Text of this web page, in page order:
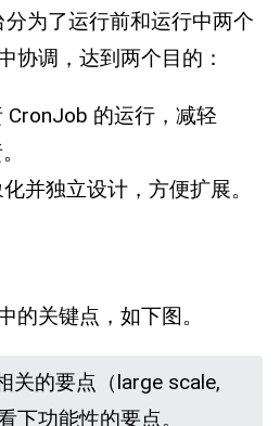
为了运行前和运行中两个
协调，达到两个目的：
CronJob 的运行，减轻
并独立设计，方便扩展。
的关键点，如下图。
关的要点（large scale,
下功能性的要点。